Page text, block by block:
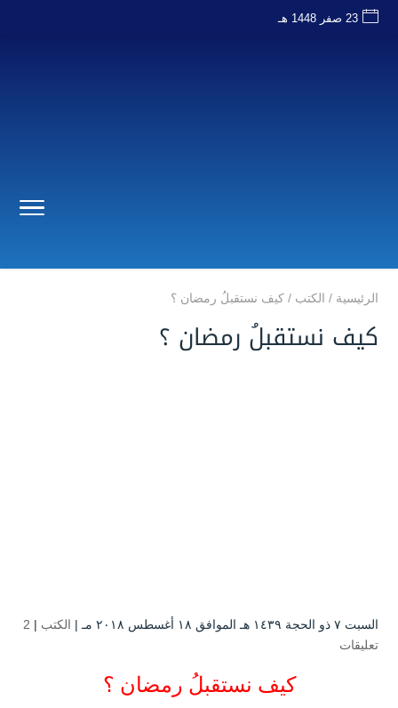
23 صفر 1448 هـ
الرئيسية / الكتب / كيف نستقبلُ رمضان ؟
كيف نستقبلُ رمضان ؟
السبت ۷ ذو الحجة ۱٤۳۹ هـ الموافق ۱۸ أغسطس ۲۰۱۸ مـ | الكتب |
2
تعليقات
كيف نستقبلُ رمضان ؟